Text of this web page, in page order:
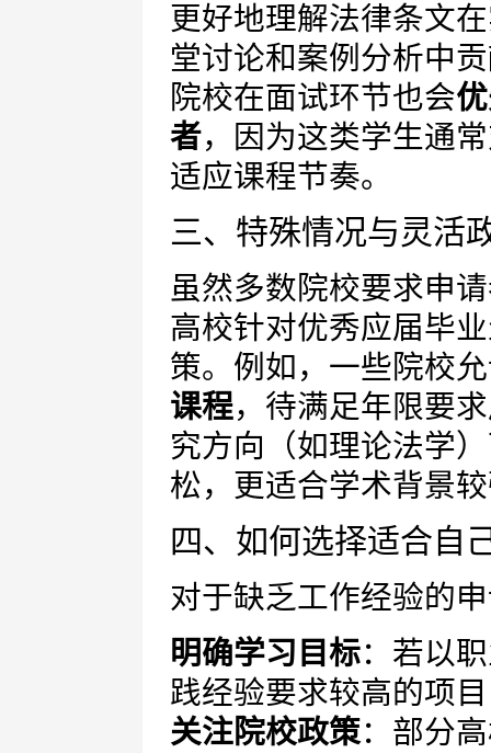
更好地理解法律条文
堂讨论和案例分析中
院校在面试环节也会
者，因为这类学生通
适应课程节奏。
三、特殊情况与灵活
虽然多数院校要求申
高校针对优秀应届毕
策。例如，一些院校
课程，待满足年限要
究方向（如理论法学
松，更适合学术背景
四、如何选择适合自
对于缺乏工作经验的
明确学习目标：若以
践经验要求较高的项
关注院校政策：部分